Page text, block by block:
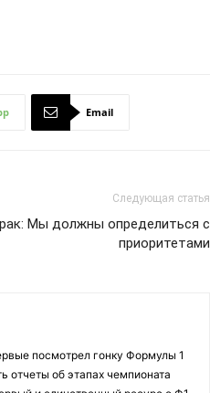
Email
Следующая статья
Мы должны определиться с
приоритетами
посмотрел гонку Формулы 1
отчеты об этапах чемпионата